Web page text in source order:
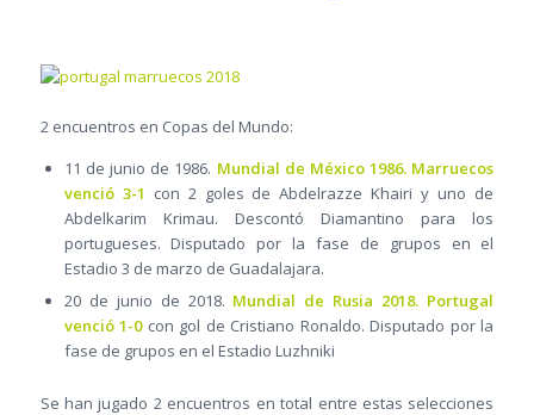
2 encuentros en Copas del Mundo:
11 de junio de 1986. Mundial de México 1986. Marruecos
venció 3-1 con 2 goles de Abdelrazze Khairi y uno de
Abdelkarim Krimau. Descontó Diamantino para los
portugueses. Disputado por la fase de grupos en el
Estadio 3 de marzo de Guadalajara.
20 de junio de 2018. Mundial de Rusia 2018. Portugal
venció 1-0con gol de Cristiano Ronaldo. Disputado por la
fase de grupos en el Estadio Luzhniki
Se han jugado 2 encuentros en total entre estas selecciones